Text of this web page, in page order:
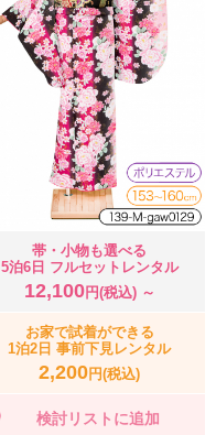
帯・小物も選べる
5泊6日 フルセットレンタル
12,100円(税込) ～
お家で試着ができる
1泊2日 事前下見レンタル
2,200円(税込)